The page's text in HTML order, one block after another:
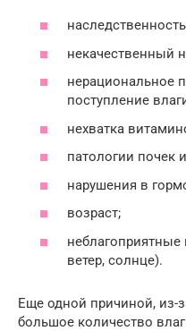
некачественный
нерациональное
поступление
нехватка
патологии почек
нарушения в
возраст;
ветер, солнце).
Еще одной причиной, из-
большое количество